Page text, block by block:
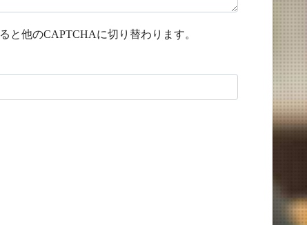
と他のCAPTCHAに切り替わります。